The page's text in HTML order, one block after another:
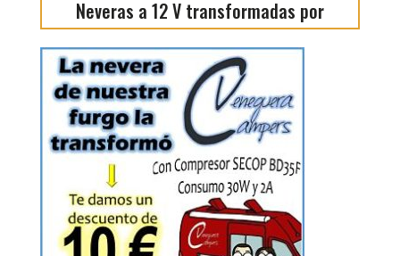
Neveras a 12 V transformadas por